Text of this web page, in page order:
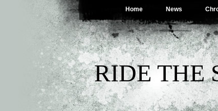
Home News
RIDE THE